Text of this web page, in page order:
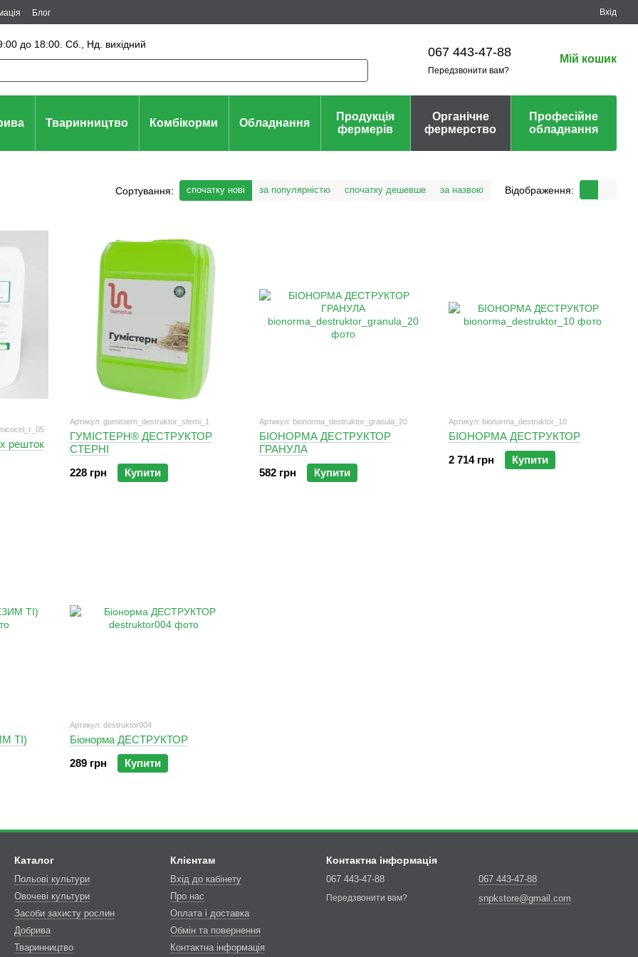
Блог Вхід
до 18:00. Сб., Нд. вихідний
067 443-47-88
Передзвонити вам?
Мій кошик
Тваринництво Комбікорми Обладнання
Продукція
фермерів
Органічне
фермерство
Професійне
обладнання
Сортування: спочатку нові за популярністю спочатку дешевше за назвою Відображення:
решток
Артикул: gumistern_destruktor_sterni_1
ГУМІСТЕРН® ДЕСТРУКТОР
СТЕРНІ
228 грн
Купити
Артикул: bionorma_destruktor_granula_20
БІОНОРМА ДЕСТРУКТОР
ГРАНУЛА
582 грн
Купити
Артикул: bionorma_destruktor_10
БІОНОРМА ДЕСТРУКТОР
2 714 грн
Купити
ТІ)
Артикул: destruktor004
Біонорма ДЕСТРУКТОР
289 грн
Купити
Каталог
Польові культури
Овочеві культури
Засоби захисту рослин
Добрива
Тваринництво
Клієнтам
Вхід до кабінету
Про нас
Оплата і доставка
Обмін та повернення
Контактна інформація
Контактна інформація
067 443-47-88
Передзвонити вам?
067 443-47-88
snpkstore@gmail.com